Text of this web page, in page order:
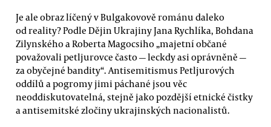
Je ale obraz líčený v Bulgakovově románu daleko
od reality? Podle Dějin Ukrajiny Jana Rychlíka, Bohdana
Zilynského a Roberta Magocsiho „majetní občané
považovali petljurovce často — leckdy asi oprávněně —
za obyčejné bandity“. Antisemitismus Petljurových
oddílů a pogromy jimi páchané jsou věc
neoddiskutovatelná, stejně jako pozdější etnické čistky
a antisemitské zločiny ukrajinských nacionalistů.